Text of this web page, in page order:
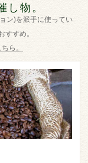
し物。
ン)を派手に使ってい
すすめ。
ら。